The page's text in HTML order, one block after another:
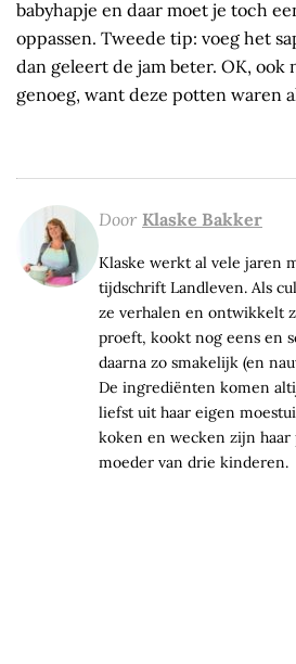
babyhapje en daar moet je toch
oppassen. Tweede tip: voeg het
dan geleert de jam beter. OK, ook
genoeg, want deze potten waren
Door Klaske Bakker
Klaske werkt al vele jaren
tijdschrift Landleven. Als
ze verhalen en ontwikkelt
proeft, kookt nog eens en
daarna zo smakelijk (en
De ingrediënten komen
liefst uit haar eigen
koken en wecken zijn haar
moeder van drie kinderen.